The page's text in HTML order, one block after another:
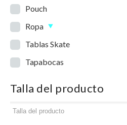
Pouch
Ropa
Tablas Skate
Tapabocas
Talla del producto